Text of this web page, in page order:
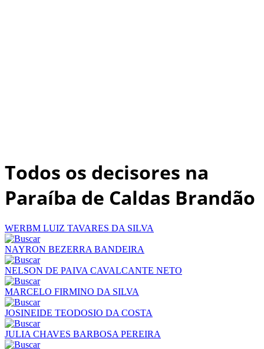
Todos os decisores na
Paraíba de Caldas Brandão
WERBM LUIZ TAVARES DA SILVA
NAYRON BEZERRA BANDEIRA
NELSON DE PAIVA CAVALCANTE NETO
MARCELO FIRMINO DA SILVA
JOSINEIDE TEODOSIO DA COSTA
JULIA CHAVES BARBOSA PEREIRA